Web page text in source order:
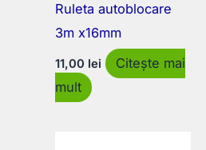
Ruleta autoblocare
3m x16mm
11,00 lei
Citește mai
mult